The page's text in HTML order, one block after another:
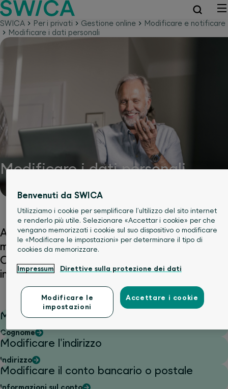
SWICA Per i privati Gestione online
Modificare e notificare
Modificare i dati personali
Modificare i dati personali
Avete traslocato, cambiato nome o volete
modificare le vostre opzioni di pagamento?
Comunicateci tutti questi cambiamenti online,
in modo semplice e comodo.
Modificare il nome
Cognome
Modificare l'indirizzo
Indirizzo
Modificare il conto bancario o postale
Informazioni sul conto
Benvenuti da SWICA
Utilizziamo i cookie per semplificare l’ultilizzo del sito internet
e renderlo più utile. Selezionare «Accettar i cookie» per che
vengano memorizzati i cookie sul suo dispositivo o modificare
le «Modificare le impostazioni» per determinare il tipo di
cookies da memorizzare.
Impressum Direttive sulla protezione dei dati
Modificare le
impostazioni
Accettare i cookie